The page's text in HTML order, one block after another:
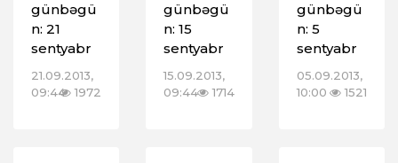
günbəgü
n: 21
sentyabr
21.09.2013,
09:44 1972
günbəgü
n: 15
sentyabr
15.09.2013,
09:44
1714
günbəgü
n: 5
sentyabr
05.09.2013,
10:00
1521